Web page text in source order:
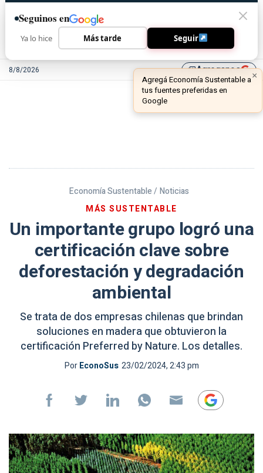
8/8/2026 library_addAgreganos
Economía Sustentable / Noticias
MÁS SUSTENTABLE
Un importante grupo logró una
certificación clave sobre
deforestación y degradación
ambiental
Se trata de dos empresas chilenas que brindan
soluciones en madera que obtuvieron la
certificación Preferred by Nature. Los detalles.
PorEconoSus 23/02/2024, 2:43 pm
Seguinos en
Ya lo hice Más tarde Seguir